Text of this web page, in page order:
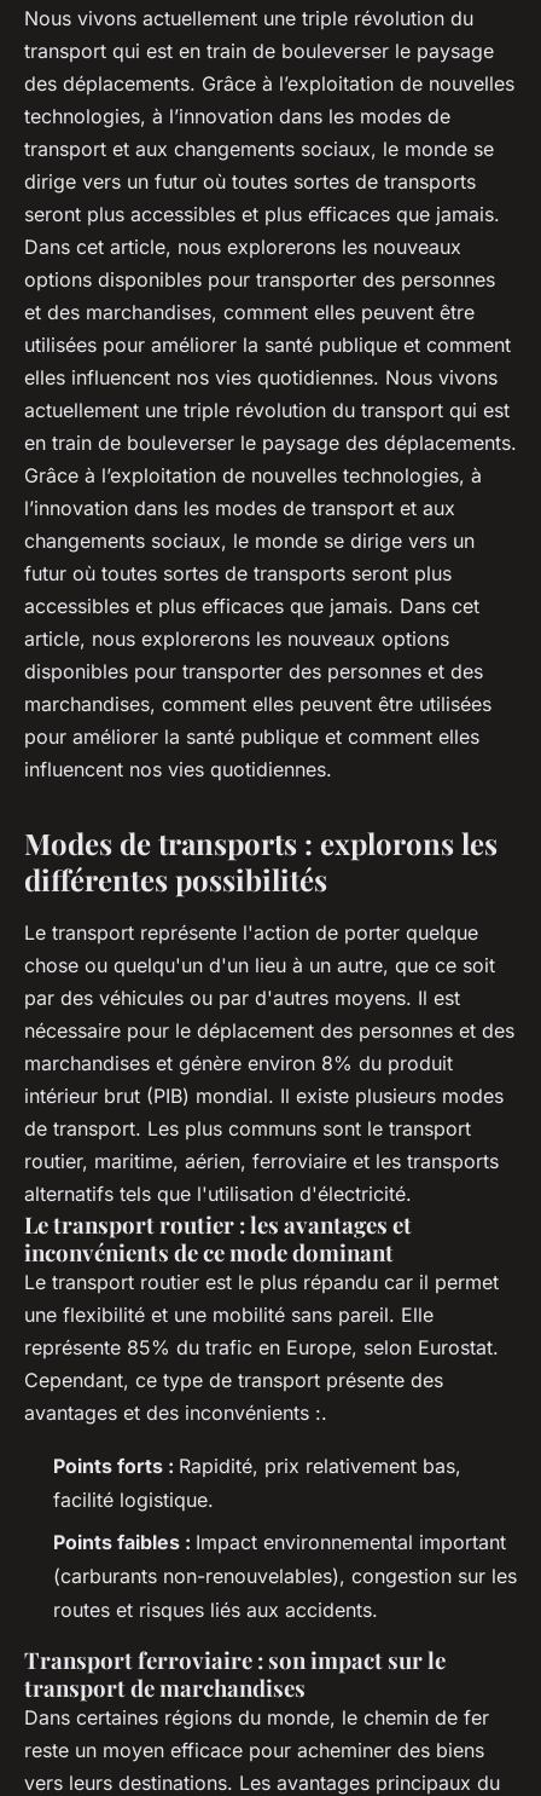
Options, innovations et impact
du transport sur la vie
quotidienne
sébastien• 10 avril 2023•6 min de lecture
Nous vivons actuellement une triple révolution du
transport qui est en train de bouleverser le paysage
des déplacements. Grâce à l’exploitation de nouvelles
technologies, à l’innovation dans les modes de
transport et aux changements sociaux, le monde se
dirige vers un futur où toutes sortes de transports
seront plus accessibles et plus efficaces que jamais.
Dans cet article, nous explorerons les nouveaux
options disponibles pour transporter des personnes
et des marchandises, comment elles peuvent être
utilisées pour améliorer la santé publique et comment
elles influencent nos vies quotidiennes. Nous vivons
actuellement une triple révolution du transport qui est
en train de bouleverser le paysage des déplacements.
Grâce à l’exploitation de nouvelles technologies, à
l’innovation dans les modes de transport et aux
changements sociaux, le monde se dirige vers un
futur où toutes sortes de transports seront plus
accessibles et plus efficaces que jamais. Dans cet
article, nous explorerons les nouveaux options
disponibles pour transporter des personnes et des
marchandises, comment elles peuvent être utilisées
pour améliorer la santé publique et comment elles
influencent nos vies quotidiennes.
Modes de transports : explorons les
différentes possibilités
Le transport représente l'action de porter quelque
chose ou quelqu'un d'un lieu à un autre, que ce soit
par des véhicules ou par d'autres moyens. Il est
nécessaire pour le déplacement des personnes et des
marchandises et génère environ 8% du produit
intérieur brut (PIB) mondial. Il existe plusieurs modes
de transport. Les plus communs sont le transport
routier, maritime, aérien, ferroviaire et les transports
alternatifs tels que l'utilisation d'électricité.
Le transport routier : les avantages et
inconvénients de ce mode dominant
Le transport routier est le plus répandu car il permet
une flexibilité et une mobilité sans pareil. Elle
représente 85% du trafic en Europe, selon Eurostat.
Cependant, ce type de transport présente des
avantages et des inconvénients :.
Points forts : Rapidité, prix relativement bas,
facilité logistique.
Points faibles : Impact environnemental important
(carburants non-renouvelables), congestion sur les
routes et risques liés aux accidents.
Transport ferroviaire : son impact sur le
transport de marchandises
Dans certaines régions du monde, le chemin de fer
reste un moyen efficace pour acheminer des biens
vers leurs destinations. Les avantages principaux du